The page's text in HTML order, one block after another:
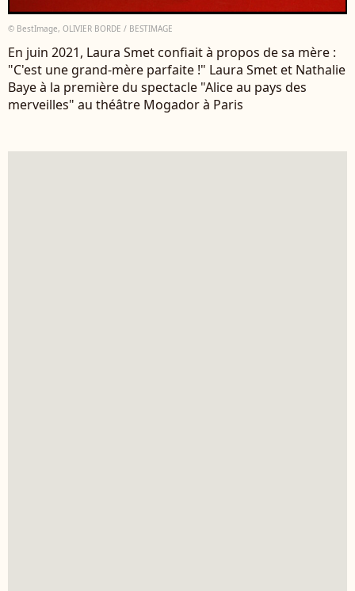
© BestImage, OLIVIER BORDE / BESTIMAGE
En juin 2021, Laura Smet confiait à propos de sa mère :
"C'est une grand-mère parfaite !" Laura Smet et Nathalie
Baye à la première du spectacle "Alice au pays des
merveilles" au théâtre Mogador à Paris